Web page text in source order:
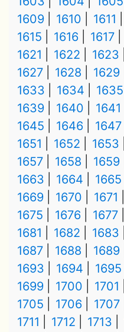
1609
1610 1611
1615
1616 1617
1621
1622 1623
1627
1628 1629
1633
1634 1635
1639
1640 1641
1645
1646 1647
1651
1652 1653
1657
1658 1659
1663
1664 1665
1669
1670 1671
1675
1676 1677
1681
1682 1683
1687
1688 1689
1693
1694 1695
1699
1700 1701
1705
1706 1707
1711
1712 1713